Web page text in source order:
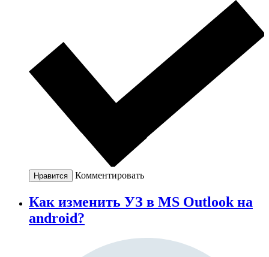
Нравится Комментировать
Как изменить УЗ в MS Outlook на
android?